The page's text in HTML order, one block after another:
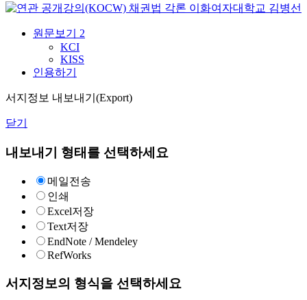
채권법 각론 이화여자대학교 김병선
원문보기 2
KCI
KISS
인용하기
서지정보 내보내기(Export)
닫기
내보내기 형태를 선택하세요
메일전송
인쇄
Excel저장
Text저장
EndNote / Mendeley
RefWorks
서지정보의 형식을 선택하세요